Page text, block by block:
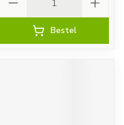
Bestel